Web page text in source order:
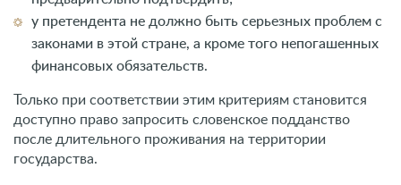
у претендента не должно быть серьезных проблем с
законами в этой стране, а кроме того непогашенных
финансовых обязательств.
Только при соответствии этим критериям становится
доступно право запросить словенское подданство
после длительного проживания на территории
государства.